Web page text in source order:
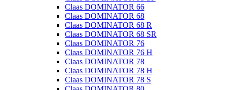
Claas DOMINATOR 66
Claas DOMINATOR 68
Claas DOMINATOR 68 R
Claas DOMINATOR 68 SR
Claas DOMINATOR 76
Claas DOMINATOR 76 H
Claas DOMINATOR 78
Claas DOMINATOR 78 H
Claas DOMINATOR 78 S